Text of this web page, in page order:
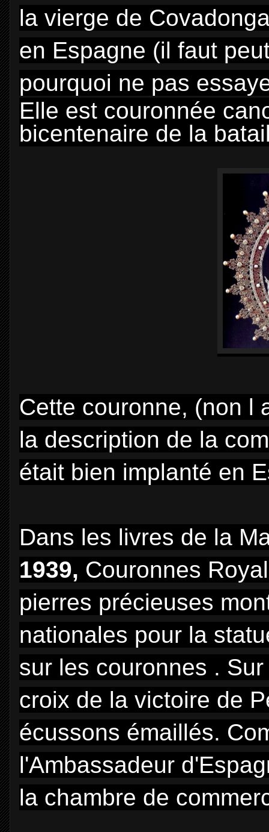
la vierge de
en Espagne (il faut
pourquoi ne pas
Elle est couronnée
bicentenaire de la
Cette couronne, (non l
la description de la
était bien implanté en
Dans les livres de la
1939, Couronnes
pierres précieuses
nationales pour la
sur les couronnes .
croix de la victoire de
écussons émaillés.
l'Ambassadeur
la chambre de